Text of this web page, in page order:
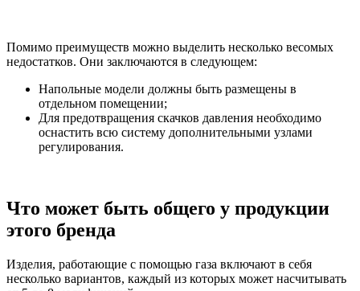
Помимо преимуществ можно выделить несколько весомых
недостатков. Они заключаются в следующем:
Напольные модели должны быть размещены в
отдельном помещении;
Для предотвращения скачков давления необходимо
оснастить всю систему дополнительными узлами
регулирования.
Что может быть общего у продукции
этого бренда
Изделия, работающие с помощью газа включают в себя
несколько вариантов, каждый из которых может насчитывать